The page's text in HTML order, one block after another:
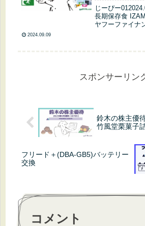
待到着）
じーぴー
長期保存食
ヤフーファイナ
2024.09.09
スポンサーリン
鈴木の株主優
竹風堂栗菓子
フリード＋(DBA-GB5)バッテリー
交換
コメント